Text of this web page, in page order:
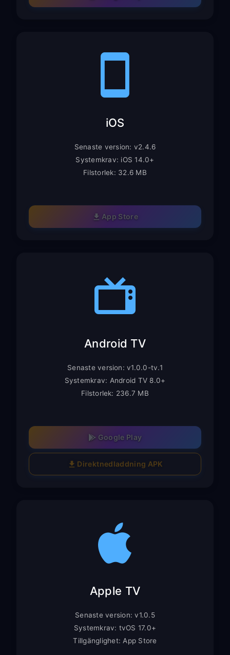
iOS
Senaste version: v2.4.6
Systemkrav: iOS 14.0+
Filstorlek: 32.6 MB
App Store
Android TV
Senaste version: v1.0.0-tv.1
Systemkrav: Android TV 8.0+
Filstorlek: 236.7 MB
Google Play
Direktnedladdning APK
Apple TV
Senaste version: v1.0.5
Systemkrav: tvOS 17.0+
Tillgänglighet: App Store